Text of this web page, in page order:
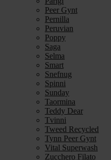
Peer Gynt
Pernilla
Peruvian
Poppy
Saga
Selma
Smart
Snefnug
Spinni
Sunday
Taormina
Teddy Dear
Tvinni
Tweed Recycled
Tynn Peer Gynt
Vital Superwash
Zucchero Filato